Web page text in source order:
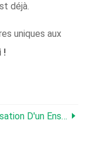
déjà.
uniques aux
!
De Pratiques Pour Une Agriculture Durable